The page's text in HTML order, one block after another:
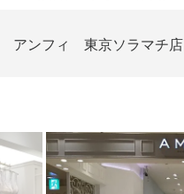
店舗検索
アンフィ 東京ソラマチ店